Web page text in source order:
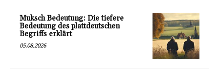
Muksch Bedeutung: Die tiefere
Bedeutung des plattdeutschen
Begriffs erklärt
05.08.2026